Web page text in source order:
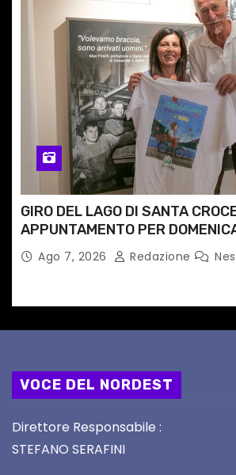
GIRO DEL LAGO DI SANTA
APPUNTAMENTO PER
Ago 7, 2026 Redazione
VOCE DEL NORDEST
Direttore Responsabile :
STEFANO SERAFINI